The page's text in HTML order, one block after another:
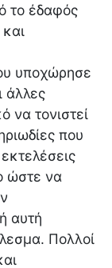
το έδαφός
υποχώρησε
άλλες
να τονιστεί
που
ώστε να
αυτή
Πολλοί